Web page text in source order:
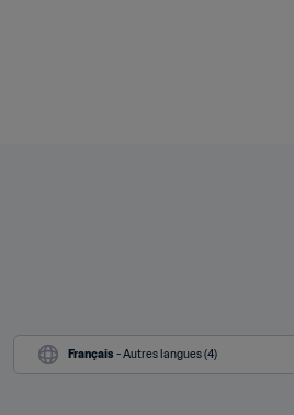
Français - Autres langues (4)